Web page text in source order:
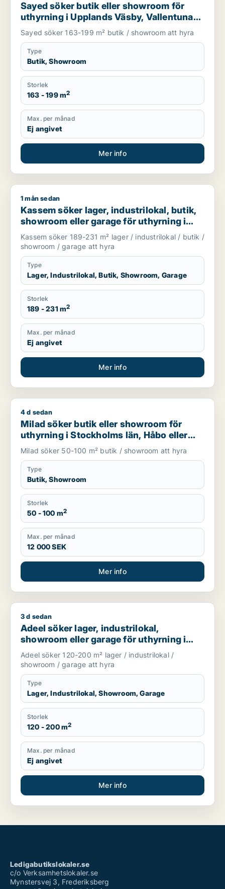
Sayed söker butik eller showroom för
uthyrning i Upplands Väsby, Vallentuna
eller Upplands-Bro m.fl.
Sayed söker 163-199 m² butik / showroom att hyra
Type
Butik, Showroom
Storlek
163 - 199 m2
Max. per månad
Ej angivet
Mer info
Kassem söker lager, industrilokal, butik, showroom eller
1 mån sedan
Kassem söker lager, industrilokal, butik,
showroom eller garage för uthyrning i
Upplands Väsby, Vallentuna eller
Upplands-Bro m.fl.
Kassem söker 189-231 m² lager / industrilokal / butik /
showroom / garage att hyra
Type
Lager, Industrilokal, Butik, Showroom, Garage
Storlek
189 - 231 m2
Max. per månad
Ej angivet
Mer info
Milad söker butik eller showroom för uthyrning i Stockholms
4 d sedan
Milad söker butik eller showroom för
uthyrning i Stockholms län, Håbo eller
Knivsta
Milad söker 50-100 m² butik / showroom att hyra
Type
Butik, Showroom
Storlek
50 - 100 m2
Max. per månad
12 000 SEK
Mer info
Adeel söker lager, industrilokal, showroom eller garage för
3 d sedan
Adeel söker lager, industrilokal,
showroom eller garage för uthyrning i
Upplands Väsby, Vallentuna eller
Upplands-Bro m.fl.
Adeel söker 120-200 m² lager / industrilokal /
showroom / garage att hyra
Type
Lager, Industrilokal, Showroom, Garage
Storlek
120 - 200 m2
Max. per månad
Ej angivet
Mer info
Ledigabutikslokaler.se
c/o Verksamhetslokaler.se
Mynstersvej 3, Frederiksberg